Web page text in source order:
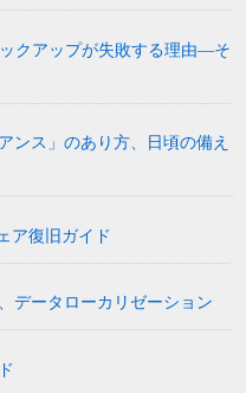
クアップが失敗する理由―そ
ンス」のあり方、日頃の備え
ア復旧ガイド
データローカリゼーション